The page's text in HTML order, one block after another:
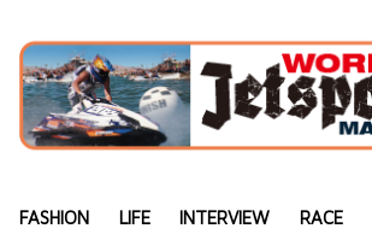
FASHION LIFE INTERVIEW RACE